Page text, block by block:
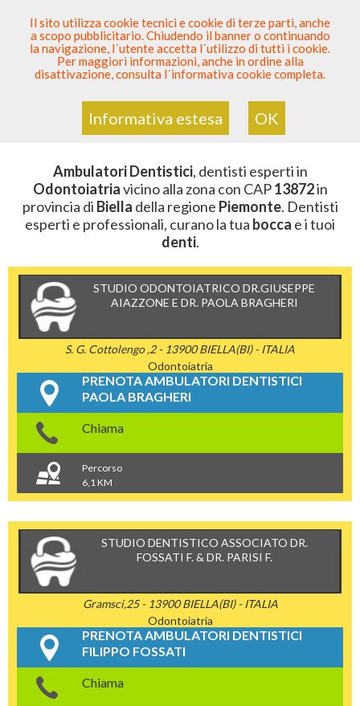
SEI DENTISTA? PARTECIPA
Sei QuiElenco Dentista Sicuro > Odontoiatria>
Ambulatori Dentistici>Piemonte>Biella>CAP 13872
ZONA CON CAP 13872
Ambulatori Dentistici, dentisti esperti in
Odontoiatriavicino alla zona con CAP13872in
provincia di Biella della regione Piemonte. Dentisti
esperti e professionali, curano la tua bocca e i tuoi
denti.
STUDIO ODONTOIATRICO DR.GIUSEPPE
AIAZZONE E DR. PAOLA BRAGHERI
S. G. Cottolengo ,2 - 13900 BIELLA(BI) - ITALIA
Odontoiatria
PRENOTA AMBULATORI DENTISTICI
PAOLA BRAGHERI
Chiama
Percorso
6,1 KM
STUDIO DENTISTICO ASSOCIATO DR.
FOSSATI F. & DR. PARISI F.
Gramsci,25 - 13900 BIELLA(BI) - ITALIA
Odontoiatria
PRENOTA AMBULATORI DENTISTICI
FILIPPO FOSSATI
Chiama
Il sito utilizza cookie tecnici e cookie di terze parti, anche
a scopo pubblicitario. Chiudendo il banner o continuando
la navigazione, l´utente accetta l´utilizzo di tutti i cookie.
Per maggiori informazioni, anche in ordine alla
disattivazione, consulta l´informativa cookie completa.
Informativa estesa OK